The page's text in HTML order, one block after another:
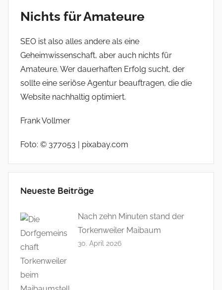
Nichts für Amateure
SEO ist also alles andere als eine
Geheimwissenschaft, aber auch nichts für
Amateure. Wer dauerhaften Erfolg sucht, der
sollte eine seriöse Agentur beauftragen, die die
Website nachhaltig optimiert.
Frank Vollmer
Foto: © 377053 | pixabay.com
Neueste Beiträge
Nach zehn Minuten stand der
Torkenweiler Maibaum
30. April 2026